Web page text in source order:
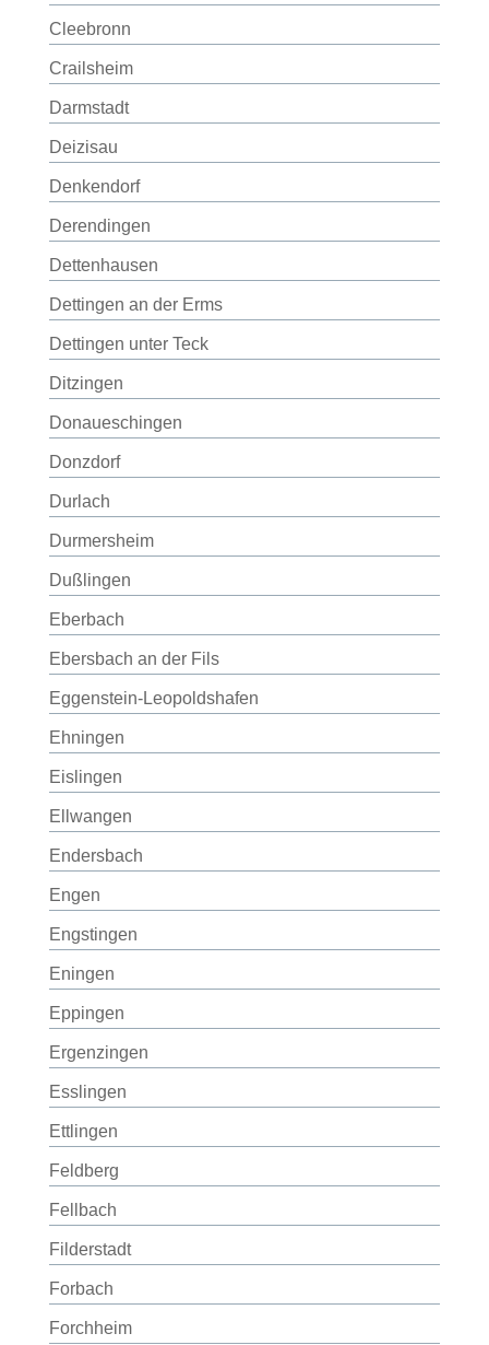
Cleebronn
Crailsheim
Darmstadt
Deizisau
Denkendorf
Derendingen
Dettenhausen
Dettingen an der Erms
Dettingen unter Teck
Ditzingen
Donaueschingen
Donzdorf
Durlach
Durmersheim
Dußlingen
Eberbach
Ebersbach an der Fils
Eggenstein-Leopoldshafen
Ehningen
Eislingen
Ellwangen
Endersbach
Engen
Engstingen
Eningen
Eppingen
Ergenzingen
Esslingen
Ettlingen
Feldberg
Fellbach
Filderstadt
Forbach
Forchheim